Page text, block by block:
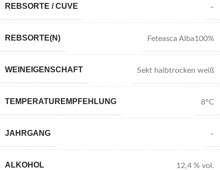
REBSORTE / CUVE –
REBSORTE(N) Feteasca Alba100%
WEINEIGENSCHAFT Sekt halbtrocken weiß
TEMPERATUREMPFEHLUNG 8°C
JAHRGANG –
ALKOHOL 12,4 % vol.